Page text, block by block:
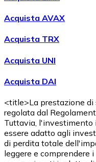
Acquista AVAX
Acquista TRX
Acquista UNI
Acquista DAI
<title>La prestazione
regolata dal
Tuttavia,
essere adatto agli
di perdita totale
leggere e comprendere